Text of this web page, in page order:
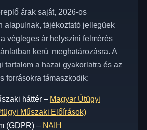
árak saját, 2026-os
alapulnak, tájékoztató jellegűek
a végleges ár helyszíni felmérés
kerül meghatározásra. A
tartalom a hazai gyakorlatra és az
forrásokra támaszkodik:
háttér – Magyar Útügyi
Műszaki Előírások)
(GDPR) – NAIH